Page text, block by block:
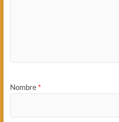
Nombre *